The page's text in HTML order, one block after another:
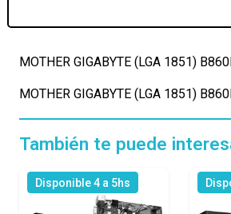
MOTHER GIGABYTE (LGA 1851)
MOTHER GIGABYTE (LGA 1851)
También te puede
Disponible 4 a 5hs